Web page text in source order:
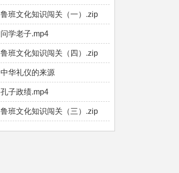
鲁班文化知识闯关（一）.zip
问学老子.mp4
鲁班文化知识闯关（四）.zip
中华礼仪的来源
孔子政绩.mp4
鲁班文化知识闯关（三）.zip